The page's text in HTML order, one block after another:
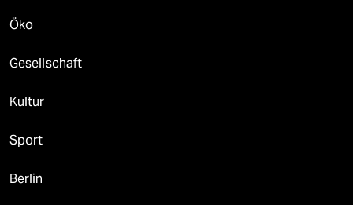
Öko
Gesellschaft
Kultur
Sport
Berlin